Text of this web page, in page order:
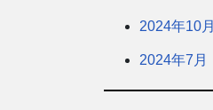
2024年10月
2024年7月